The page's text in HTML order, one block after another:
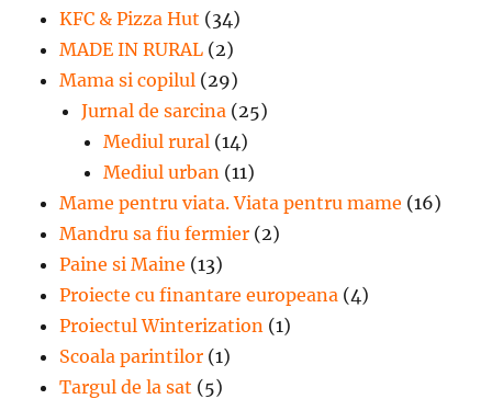
KFC & Pizza Hut (34)
MADE IN RURAL (2)
Mama si copilul (29)
Jurnal de sarcina (25)
Mediul rural (14)
Mediul urban (11)
Mame pentru viata. Viata pentru mame (16)
Mandru sa fiu fermier (2)
Paine si Maine (13)
Proiecte cu finantare europeana (4)
Proiectul Winterization (1)
Scoala parintilor (1)
Targul de la sat (5)